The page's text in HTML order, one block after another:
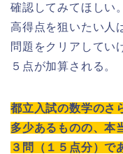
確認してみてほしい
高得点を狙いたい人
問題をクリアしてい
５点が加算される。
都立入試の数学のさ
多少あるものの、本
３問（１５点分）で